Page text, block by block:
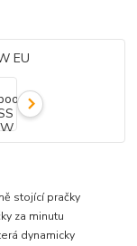
stojící pračky
za minutu
dynamicky